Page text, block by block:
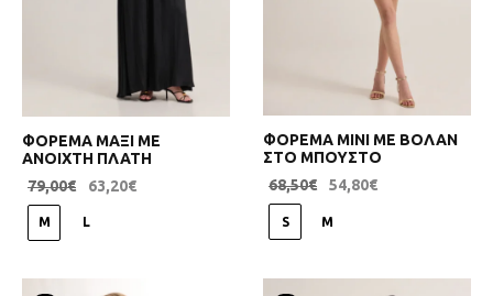
ΦΟΡΕΜΑ ΜΑΞΙ ΜΕ
ΑΝΟΙΧΤΗ ΠΛΑΤΗ
79,00€ 63,20€
M L
ΦΟΡΕΜΑ ΜΙΝΙ ΜΕ ΒΟΛΑΝ
ΣΤΟ ΜΠΟΥΣΤΟ
68,50€ 54,80€
S M